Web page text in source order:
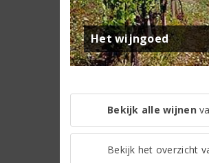
Het wijngoed
Bekijk alle wijnen
Bekijk het overzicht